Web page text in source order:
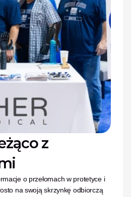
z
o przełomach w protetyce i
na swoją skrzynkę odbiorczą